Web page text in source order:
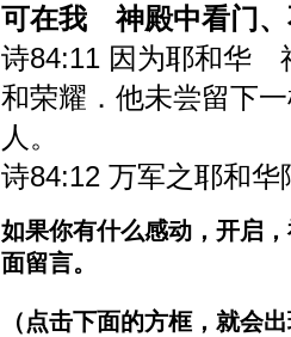
可在我 神殿中看门、
诗84:11 因为耶和华
和荣耀．他未尝留下
人。
诗84:12 万军之耶和
如果你有什么感动，开启
面留言。
（点击下面的方框，就会